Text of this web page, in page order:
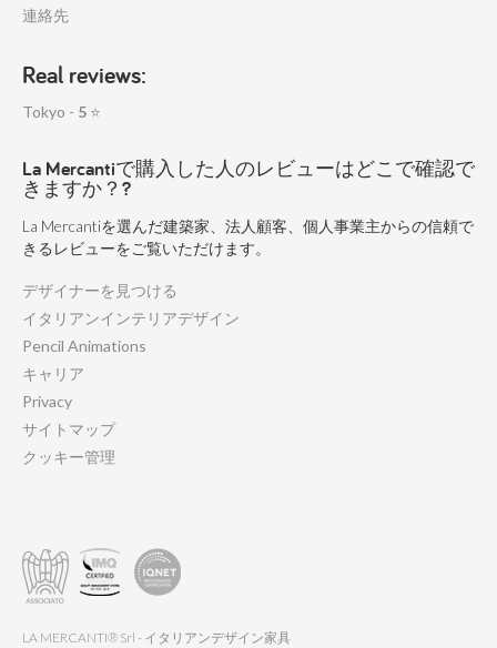
連絡先
Real reviews:
Tokyo - 5 ⭐
La Mercantiで購入した人のレビューはどこで確認で
きますか？?
La Mercantiを選んだ建築家、法人顧客、個人事業主からの信頼で
きるレビューをご覧いただけます。
デザイナーを見つける
イタリアンインテリアデザイン
Pencil Animations
キャリア
Privacy
サイトマップ
クッキー管理
LA MERCANTI® Srl - イタリアンデザイン家具